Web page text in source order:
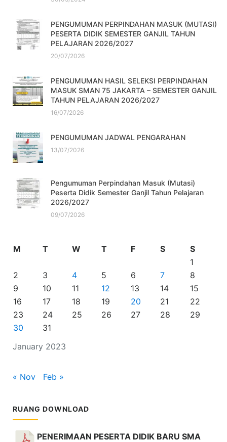
PENGUMUMAN PERPINDAHAN MASUK (MUTASI)
PESERTA DIDIK SEMESTER GANJIL TAHUN
PELAJARAN 2026/2027
20/07/2026
PENGUMUMAN HASIL SELEKSI PERPINDAHAN
MASUK SMAN 75 JAKARTA – SEMESTER GANJIL
TAHUN PELAJARAN 2026/2027
16/07/2026
PENGUMUMAN JADWAL PENGARAHAN
13/07/2026
Pengumuman Perpindahan Masuk (Mutasi)
Peserta Didik Semester Ganjil Tahun Pelajaran
2026/2027
09/07/2026
January 2023
M T W T F S
S
1
2
3 4 5 6 7
8
9
10 11 12 13 14
15
16
17 18 19 20 21
22
23
24 25 26 27 28
29
30
31
« Nov Feb »
RUANG DOWNLOAD
PENERIMAAN PESERTA DIDIK BARU SMA